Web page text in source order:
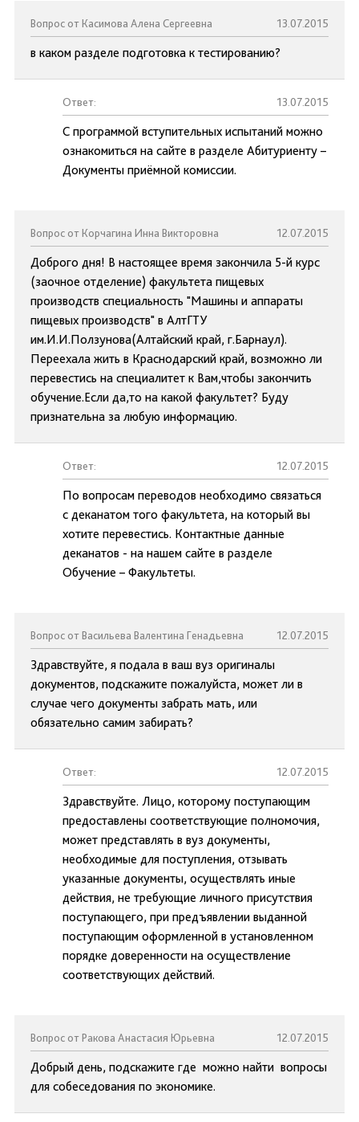
Вопрос от Касимова Алена Сергеевна 13.07.2015
в каком разделе подготовка к тестированию?
Ответ: 13.07.2015
С программой вступительных испытаний можно
ознакомиться на сайте в разделе Абитуриенту –
Документы приёмной комиссии.
Вопрос от Корчагина Инна Викторовна 12.07.2015
Доброго дня! В настоящее время закончила 5-й курс
(заочное отделение) факультета пищевых
производств специальность "Машины и аппараты
пищевых производств" в АлтГТУ
им.И.И.Ползунова(Алтайский край, г.Барнаул).
Переехала жить в Краснодарский край, возможно ли
перевестись на специалитет к Вам,чтобы закончить
обучение.Если да,то на какой факультет? Буду
признательна за любую информацию.
Ответ: 12.07.2015
По вопросам переводов необходимо связаться
с деканатом того факультета, на который вы
хотите перевестись. Контактные данные
деканатов - на нашем сайте в разделе
Обучение – Факультеты.
Вопрос от Васильева Валентина Генадьевна 12.07.2015
Здравствуйте, я подала в ваш вуз оригиналы
документов, подскажите пожалуйста, может ли в
случае чего документы забрать мать, или
обязательно самим забирать?
Ответ: 12.07.2015
Здравствуйте. Лицо, которому поступающим
предоставлены соответствующие полномочия,
может представлять в вуз документы,
необходимые для поступления, отзывать
указанные документы, осуществлять иные
действия, не требующие личного присутствия
поступающего, при предъявлении выданной
поступающим оформленной в установленном
порядке доверенности на осуществление
соответствующих действий.
Вопрос от Ракова Анастасия Юрьевна 12.07.2015
Добрый день, подскажите где можно найти вопросы
для собеседования по экономике.